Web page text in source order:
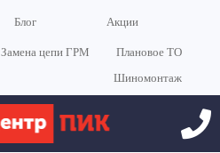
Блог Акции
Замена цепи ГРМ
Плановое ТО
Шиномонтаж